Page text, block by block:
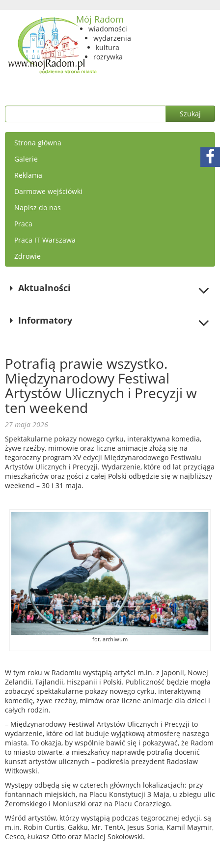
Mój Radom
wiadomości
wydarzenia
kultura
rozrywka
Strona główna
Galerie
Reklama
Darmowe wejściówki
Napisz do nas
Praca
Praca IT Warszawa
Zdrowie
Aktualności
Informatory
Potrafią prawie wszystko.
Międzynarodowy Festiwal
Artystów Ulicznych i Precyzji w
ten weekend
27 maja 2026
Spektakularne pokazy nowego cyrku, interaktywna komedia,
żywe rzeźby, mimowie oraz liczne animacje złożą się na
tegoroczny program XV edycji Międzynarodowego Festiwalu
Artystów Ulicznych i Precyzji. Wydarzenie, które od lat przyciąga
mieszkańców oraz gości z całej Polski odbędzie się w najbliższy
weekend – 30 i 31 maja.
fot. archiwum
W tym roku w Radomiu wystąpią artyści m.in. z Japonii, Nowej
Zelandii, Tajlandii, Hiszpanii i Polski. Publiczność będzie mogła
zobaczyć spektakularne pokazy nowego cyrku, interaktywną
komedię, żywe rzeźby, mimów oraz liczne animacje dla dzieci i
całych rodzin.
– Międzynarodowy Festiwal Artystów Ulicznych i Precyzji to
wydarzenie, które od lat buduje wyjątkową atmosferę naszego
miasta. To okazja, by wspólnie bawić się i pokazywać, że Radom
to miasto otwarte, a mieszkańcy naprawdę potrafią docenić
kunszt artystów ulicznych – podkreśla prezydent Radosław
Witkowski.
Występy odbędą się w czterech głównych lokalizacjach: przy
fontannach miejskich, na Placu Konstytucji 3 Maja, u zbiegu ulic
Żeromskiego i Moniuszki oraz na Placu Corazziego.
Wśród artystów, którzy wystąpią podczas tegorocznej edycji, są
m.in. Robin Curtis, Gakku, Mr. TentA, Jesus Soria, Kamil Maymir,
Cesco, Łukasz Otto oraz Maciej Sokołowski.